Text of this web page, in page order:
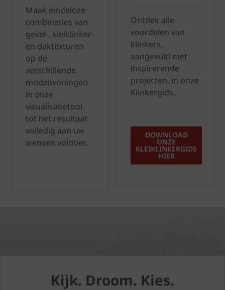
Maak eindeloze
combinaties van
gevel-, kleiklinker-
en daktexturen
op de
verschillende
modelwoningen
in onze
visualisatietool
tot het resultaat
volledig aan uw
wensen voldoet.
Ontdek alle
voordelen van
klinkers,
aangevuld met
inspirerende
projecten, in onze
Klinkergids.
DOWNLOAD
ONZE
KLEIKLINKERGIDS
HIER
Kijk. Droom. Kies.